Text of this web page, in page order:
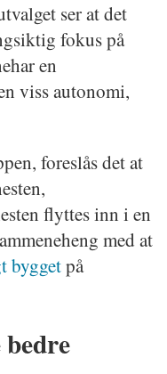
ser at det
fokus på
en
viss autonomi,
foreslås det at
flyttes inn i en
med at
byggetpå